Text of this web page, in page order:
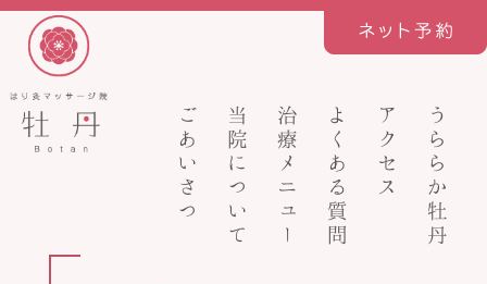
ごあいさつ 当院について 治療メニュー よくある質問 アクセス うららか牡丹